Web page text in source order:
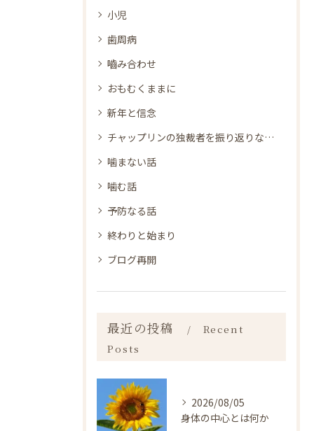
小児
歯周病
嚙み合わせ
おもむくままに
新年と信念
チャップリンの独裁者を振り返りながら
噛まない話
噛む話
予防なる話
終わりと始まり
ブログ再開
最近の投稿
Recent
Posts
2026/08/05
身体の中心とは何か